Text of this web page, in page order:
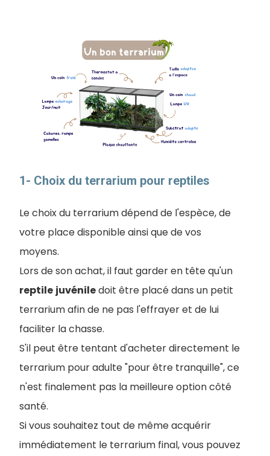
1- Choix du terrarium pour reptiles
Le choix du terrarium dépend de l'espèce, de
votre place disponible ainsi que de vos
moyens.
Lors de son achat, il faut garder en tête qu'un
reptile juvéniledoit être placé dans un petit
terrarium afin de ne pas l'effrayer et de lui
faciliter la chasse.
S'il peut être tentant d'acheter directement le
terrarium pour adulte "pour être tranquille", ce
n'est finalement pas la meilleure option côté
santé.
Si vous souhaitez tout de même acquérir
immédiatement le terrarium final, vous pouvez